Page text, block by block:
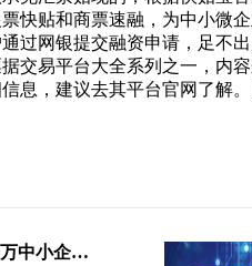
快贴和商票速融，为中小微
过网银提交融资申请，足不
交易平台大全系列之一，内
息，建议去其平台官网了解。
票据市场连续3年增长，3000万中小企业如何走出“贴现难”困境？